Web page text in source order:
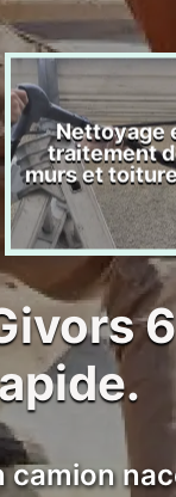
Nettoyage
traitement
murs et
camion